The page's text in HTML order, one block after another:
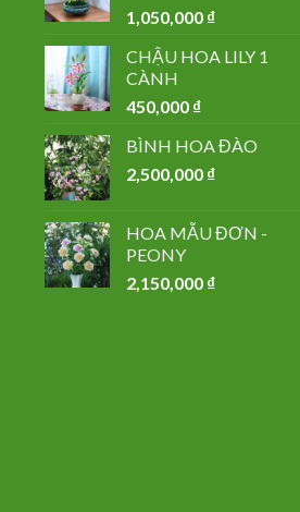
1,050,000 ₫
CHẬU HOA LILY 1
CÀNH
450,000 ₫
BÌNH HOA ĐÀO
2,500,000 ₫
HOA MẪU ĐƠN -
PEONY
2,150,000 ₫